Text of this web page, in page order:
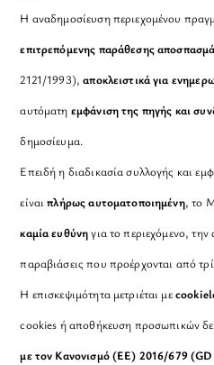
Η αναδημοσίευση περιεχομένου
επιτρεπόμενης παράθεσης
2121/1993), αποκλειστικά για
αυτόματη εμφάνιση της πηγής και
δημοσίευμα.
Επειδή η διαδικασία συλλογής και
είναιπλήρως αυτοματοποιημένη, το
καμία ευθύνηγια το περιεχόμενο, την
παραβιάσεις που προέρχονται από
Η επισκεψιμότητα μετριέται με
cookies ή αποθήκευση προσωπικών
με τον Κανονισμό (ΕΕ) 2016/679